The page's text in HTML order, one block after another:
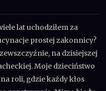
lat uchodziłem za
prostej zakonnicy?
na dzisiejszej
Moje dzieciństwo
roli, gdzie każdy kłos